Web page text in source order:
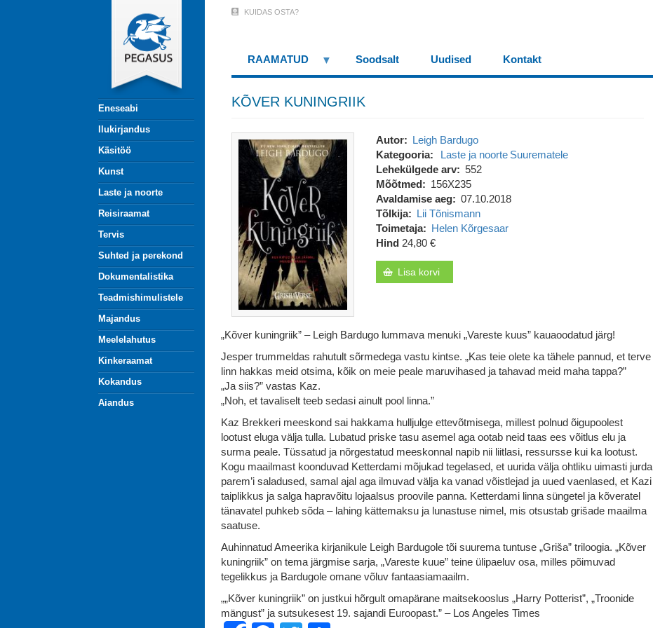
Eneseabi
Ilukirjandus
Käsitöö
Kunst
Laste ja noorte
Reisiraamat
Tervis
Suhted ja perekond
Dokumentalistika
Teadmishimulistele
Majandus
Meelelahutus
Kinkeraamat
Kokandus
Aiandus
Menu
(logged
KUIDAS OSTA?
RAAMATUD Soodsalt Uudised Kontakt
KÕVER KUNINGRIIK
Autor
Leigh Bardugo
Kategooria
Laste ja noorte Suurematele
Lehekülgede arv
552
Mõõtmed
156X235
Avaldamise aeg
07.10.2018
Tõlkija
Lii Tõnismann
Toimetaja
Helen Kõrgesaar
Hind 24,80 €
Lisa korvi
„Kõver kuningriik” – Leigh Bardugo lummava menuki „Vareste kuus” kauaoodatud järg!
Jesper trummeldas rahutult sõrmedega vastu kintse. „Kas teie olete ka tähele pannud, et terve
linn hakkas meid otsima, kõik on meie peale maruvihased ja tahavad meid maha tappa?”
„Ja siis?” vastas Kaz.
„Noh, et tavaliselt teeb sedasi ainult pool linna.”
Kaz Brekkeri meeskond sai hakkama hulljulge ettevõtmisega, millest polnud õigupoolest
lootust eluga välja tulla. Lubatud priske tasu asemel aga ootab neid taas ees võitlus elu ja
surma peale. Tüssatud ja nõrgestatud meeskonnal napib nii liitlasi, ressursse kui ka lootust.
Kogu maailmast koonduvad Ketterdami mõjukad tegelased, et uurida välja ohtliku uimasti jurda
parem’i saladused, samal ajal aga ilmuvad välja ka vanad võistlejad ja uued vaenlased, et Kazi
taiplikkus ja salga hapravõitu lojaalsus proovile panna. Ketterdami linna süngetel ja kõveratel
tänavatel puhkeb sõda – lahing kättemaksu ja lunastuse nimel, mis otsustab grišade maailma
saatuse.
Auhinnatud Ameerika kirjanikule Leigh Bardugole tõi suurema tuntuse „Griša” triloogia. „Kõver
kuningriik” on tema järgmise sarja, „Vareste kuue” teine ülipaeluv osa, milles põimuvad
tegelikkus ja Bardugole omane võluv fantaasiamaailm.
„„Kõver kuningriik” on justkui hõrgult omapärane maitsekooslus „Harry Potterist”, „Troonide
mängust” ja sutsukesest 19. sajandi Euroopast.” – Los Angeles Times